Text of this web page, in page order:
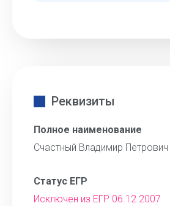
Реквизиты
Полное наименование
Счастный Владимир Петрович
Статус ЕГР
Исключен из ЕГР 06.12.2007